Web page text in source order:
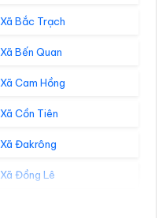
Xã Bắc Trạch
Xã Bến Quan
Xã Cam Hồng
Xã Cồn Tiên
Xã Đakrông
Xã Đồng Lê